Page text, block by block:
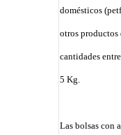
domésticos
otros productos
cantidades
5 Kg.
Las bolsas con